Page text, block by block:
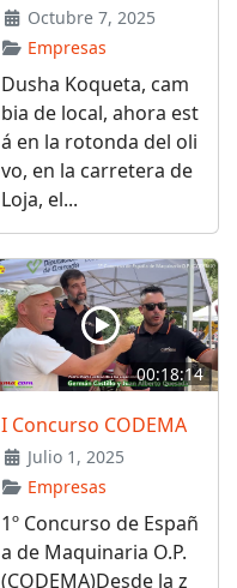
Octubre 7, 2025
Empresas
Dusha Koqueta, cam
bia de local, ahora est
á en la rotonda del oli
vo, en la carretera de
Loja, el...
00:18:14
I Concurso CODEMA
Julio 1, 2025
Empresas
1º Concurso de Españ
a de Maquinaria O.P.
(CODEMA)Desde la z